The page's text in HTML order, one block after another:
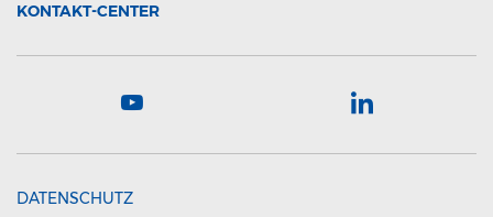
KONTAKT-CENTER
DATENSCHUTZ